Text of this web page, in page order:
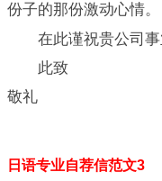
份子的那份激动心情。
在此谨祝贵公司事
此致
敬礼
日语专业自荐信范文3